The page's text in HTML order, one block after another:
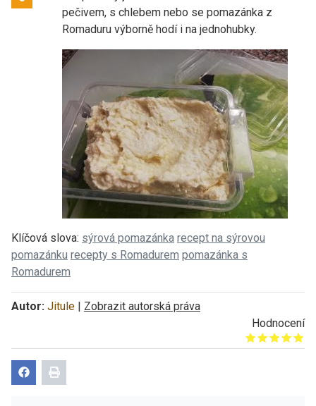
pečivem, s chlebem nebo se pomazánka z
Romaduru výborně hodí i na jednohubky.
Klíčová slova: sýrová pomazánka recept na sýrovou
pomazánku recepty s Romadurem pomazánka s
Romadurem
Autor: Jitule | Zobrazit autorská práva
Hodnocení
Give it 1/5
Give it 2/5
Give it 3/5
Give it 4/5
Give it 5/5